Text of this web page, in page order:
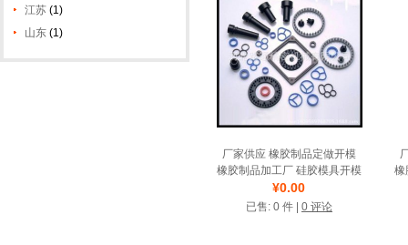
江苏 (1)
山东 (1)
厂家供应 橡胶制品定做开模
橡胶制品加工厂 硅胶模具开模
店铺名称: 路通精密
¥0.00
已售: 0 件 | 0 评论
橡